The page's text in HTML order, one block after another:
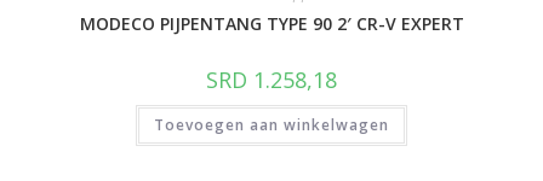
MODECO PIJPENTANG TYPE 90 2′ CR-V EXPERT
SRD 1.258,18
Toevoegen aan winkelwagen